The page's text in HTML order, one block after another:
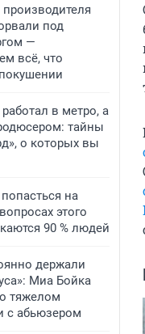
производителя
под
—
всё, что
работал в метро, а
тайны
о которых вы
на
этого
90 % людей
держали
Миа Бойка
тяжелом
с абьюзером